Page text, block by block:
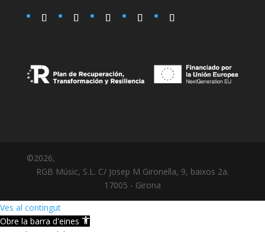
©2026,
RGB Músic, S.L. C/ Josep M Gironella, 9, baixos 2a.
17005 - Girona
Ves al contingut
Obre la barra d'eines